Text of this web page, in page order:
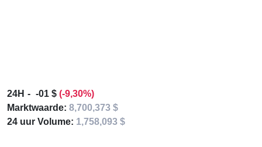
24H -01 $ (-9,30%)
Marktwaarde: 8,700,373 $
24 uur Volume: 1,758,093 $